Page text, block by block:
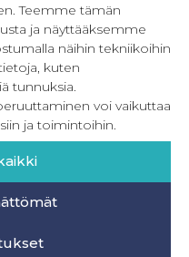
Teemme tämän
ja näyttääksemme
näihin tekniikoihin
kuten
tunnuksia.
voi vaikuttaa
ja toimintoihin.